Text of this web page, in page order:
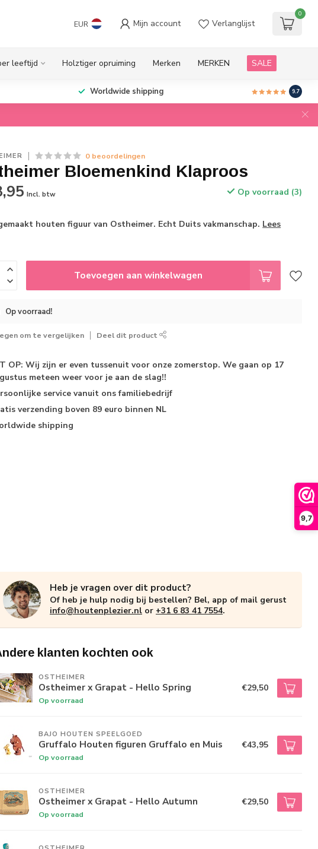
9,7
EUR Mijn account Verlanglijst
0
leeftijd Holztiger opruiming Merken MERKEN SALE
Worldwide shipping 9.7
0 beoordelingen
Bloemenkind Klaproos
Incl. btw Op voorraad (3)
houten figuur van Ostheimer. Echt Duits vakmanschap. Lees
Toevoegen aan winkelwagen
Op voorraad!
om te vergelijken Deel dit product
OP: Wij zijn er even tussenuit voor onze zomerstop. We gaan op 17
meteen weer voor je aan de slag!!
service vanuit ons familiebedrijf
verzending boven 89 euro binnen NL
shipping
Heb je vragen over dit product?
Of heb je hulp nodig bij bestellen? Bel, app of mail gerust
info@houtenplezier.nl or +31 6 83 41 7554.
klanten kochten ook
OSTHEIMER
Ostheimer x Grapat - Hello Spring
Op voorraad
€29,50
BAJO HOUTEN SPEELGOED
Gruffalo Houten figuren Gruffalo en Muis
Op voorraad
€43,95
OSTHEIMER
Ostheimer x Grapat - Hello Autumn
Op voorraad
€29,50